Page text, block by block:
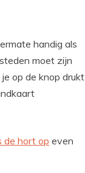
handig als
moet zijn
op de knop drukt
de hort op even